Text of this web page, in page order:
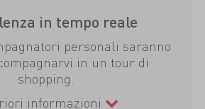
in tempo reale
personali saranno
in un tour di
shopping.
informazioni